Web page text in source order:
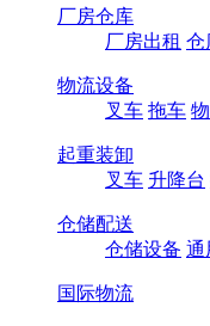
厂房仓库
厂房出租 仓
物流设备
叉车 拖车
起重装卸
叉车 升降台
仓储配送
仓储设备 通
国际物流